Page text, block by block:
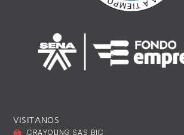
VISITANOS
CRAYOLING SAS BIC